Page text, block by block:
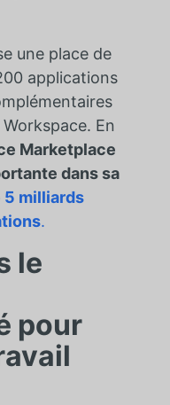
une place de
applications
En
Marketplace
dans sa
5 milliards
.
le
pour